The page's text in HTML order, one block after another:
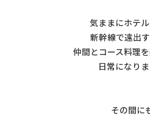
気ままにホテ
新幹線で遠出す
仲間とコース料理
日常になりま
その間に